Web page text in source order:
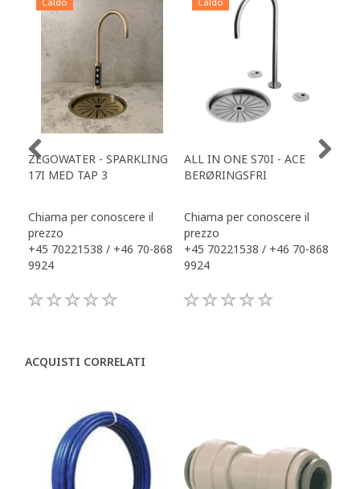
ZEGOWATER - SPARKLING
17I MED TAP 3
Chiama per conoscere il
prezzo
+45 70221538 / +46 70-868
9924
ALL IN ONE S70I - ACE
BERØRINGSFRI
Chiama per conoscere il
prezzo
+45 70221538 / +46 70-868
9924
ACQUISTI CORRELATI